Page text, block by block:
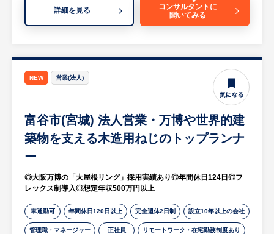
施設、工場/研究施設、社宅/寮、事業用地
等、国内外の様々なタイプの事業用不動産に
・仙台支店は、1974年に開設されており、
50年以上のネットワーク、業務実績がありま
す。
り、不動産業界や金融業界での経験をもと
います。少数精鋭の組織だからこそ、支店内
の連携がしやすく、当社のサービスラインを
詳細を見る
コンサルタントに
聞いてみる
NEW 営業(法人)
富谷市(宮城) 法人営業・万博や世界的建
築物を支える木造用ねじのトップランナ
ー
◎大阪万博の「大屋根リング」採用実績あり◎年間休日124日◎フ
レックス制導入◎想定年収500万円以上
車通勤可 年間休日120日以上 完全週休2日制 設立10年以上の会社
管理職・マネージャー 正社員 リモートワーク・在宅勤務制度あり